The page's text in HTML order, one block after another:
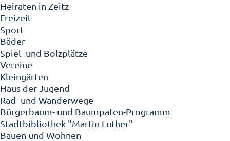
Heiraten in Zeitz
Freizeit
Sport
Bäder
Spiel- und Bolzplätze
Vereine
Kleingärten
Haus der Jugend
Rad- und Wanderwege
Bürgerbaum- und Baumpaten-Programm
Stadtbibliothek "Martin Luther"
Bauen und Wohnen